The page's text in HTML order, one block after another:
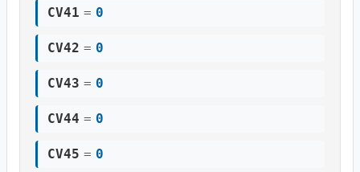
CV41 = 0
CV42 = 0
CV43 = 0
CV44 = 0
CV45 = 0